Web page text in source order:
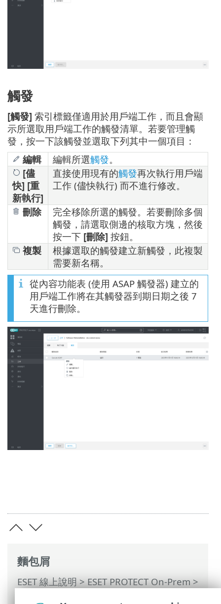
麵包屑
ESET 線上說明>ESET PROTECT On-Prem>
觸發
[觸發] 索引標籤僅適用於用戶端工作，而且會顯
示所選取用戶端工作的觸發清單。若要管理觸
發，按一下該觸發並選取下列其中一個項目：
編輯
編輯所選觸發。
[儘
快] [重
新執行]
直接使用現有的觸發再次執行用戶端
工作 (儘快執行) 而不進行修改。
刪除
完全移除所選的觸發。若要刪除多個
觸發，請選取側邊的核取方塊，然後
按一下 [刪除] 按鈕。
複製
根據選取的觸發建立新觸發，此複製
需要新名稱。
從內容功能表 (使用 ASAP 觸發器) 建立的
用戶端工作將在其觸發器到期日期之後 7
天進行刪除。